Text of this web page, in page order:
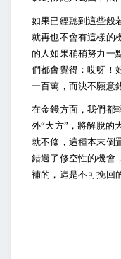
如果已經聽到這些般
就再也不會有這樣的
的人如果稍稍努力一
們都會覺得：哎呀！
一百萬，而決不願意
在金錢方面，我們都
外“大方”，將解脫的
就不修，這種本末倒
錯過了修空性的機會
補的，這是不可挽回